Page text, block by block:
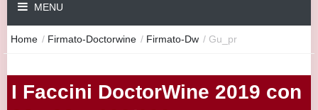
MENU
Home / Firmato-Doctorwine / Firmato-Dw / Gu_pr
I Faccini DoctorWine 2019 con